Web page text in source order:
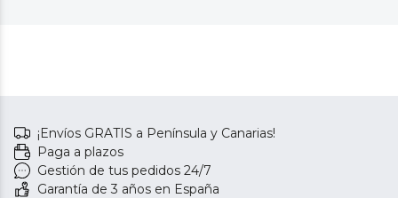
¡Envíos GRATIS a Península y Canarias!
Paga a plazos
Gestión de tus pedidos 24/7
Garantía de 3 años en España